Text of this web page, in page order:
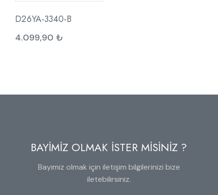
D26YA-3340-B
4.099,90₺
BAYİMİZ OLMAK İSTER MİSİNİZ ?
Bayimiz olmak için iletişim bilgilerinizi bize
iletebilirsiniz.